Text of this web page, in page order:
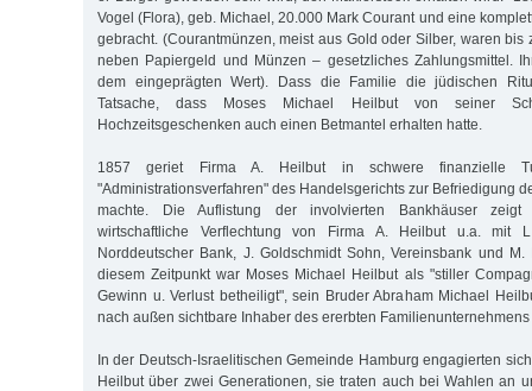
Vogel (Flora), geb. Michael, 20.000 Mark Courant und eine
gebracht. (Courantmünzen, meist aus Gold oder Silber, waren bis
neben Papiergeld und Münzen – gesetzliches Zahlungsmittel.
dem eingeprägten Wert). Dass die Familie die jüdischen
Tatsache, dass Moses Michael Heilbut von seiner
Hochzeitsgeschenken auch einen Betmantel erhalten hatte.
1857 geriet Firma A. Heilbut in schwere finanzielle
"Administrationsverfahren" des Handelsgerichts zur Befriedigung
machte. Die Auflistung der involvierten Bankhäuser
wirtschaftliche Verflechtung von Firma A. Heilbut u.a. mit
Norddeutscher Bank, J. Goldschmidt Sohn, Vereinsbank und
diesem Zeitpunkt war Moses Michael Heilbut als "stiller
Gewinn u. Verlust betheiligt", sein Bruder Abraham Michael
nach außen sichtbare Inhaber des ererbten Familienunternehmens
In der Deutsch-Israelitischen Gemeinde Hamburg engagierten
Heilbut über zwei Generationen, sie traten auch bei Wahlen an